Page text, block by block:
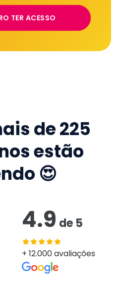
TER ACESSO
de225
estão
😍
4.9 de 5
+ 12.000 avaliações